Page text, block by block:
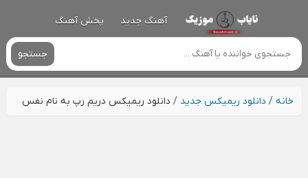
آهنگ جدید پخش آهنگ
جستجو
خانه/ دانلود ریمیکس جدید / دانلود ریمیکس دریم رپ به نام نفس